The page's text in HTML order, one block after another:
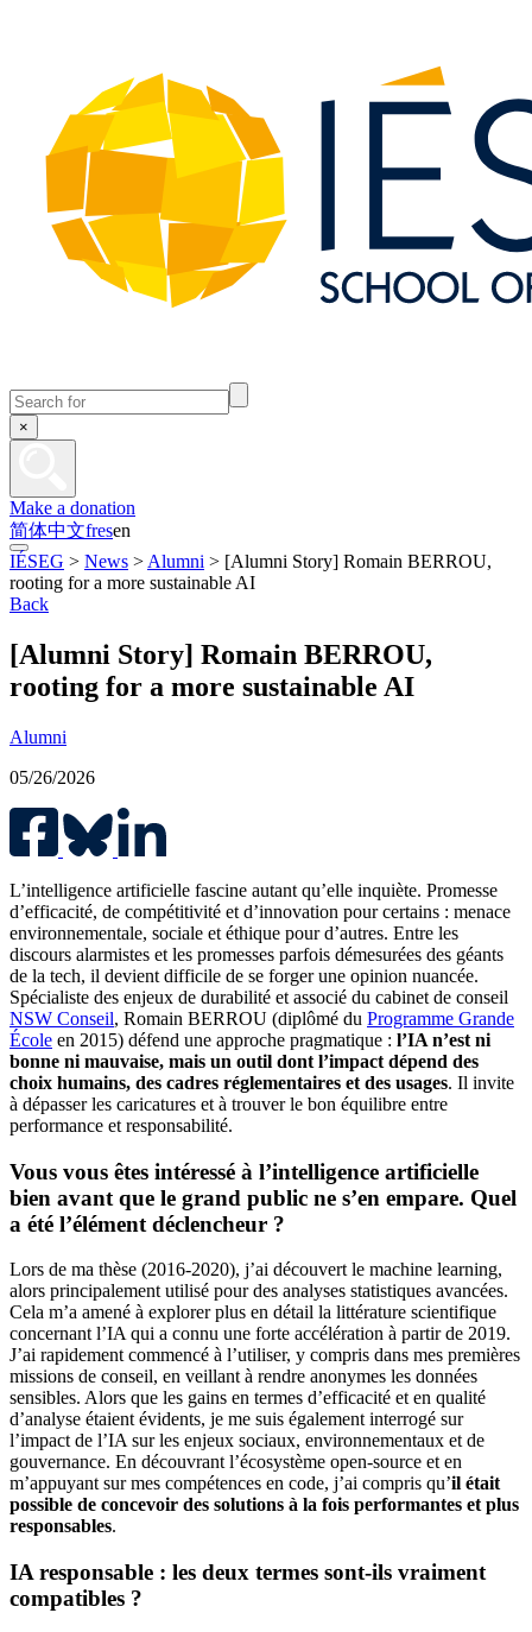
×
Make a donation
简体中文fresen
IÉSEG > News > Alumni > [Alumni Story] Romain BERROU,
rooting for a more sustainable AI
Back
[Alumni Story] Romain BERROU,
rooting for a more sustainable AI
Alumni
05/26/2026
L’intelligence artificielle fascine autant qu’elle inquiète. Promesse
d’efficacité, de compétitivité et d’innovation pour certains : menace
environnementale, sociale et éthique pour d’autres. Entre les
discours alarmistes et les promesses parfois démesurées des géants
de la tech, il devient difficile de se forger une opinion nuancée.
Spécialiste des enjeux de durabilité et associé du cabinet de conseil
NSW Conseil, Romain BERROU (diplômé du Programme Grande
École en 2015) défend une approche pragmatique : l’IA n’est ni
bonne ni mauvaise, mais un outil dont l’impact dépend des
choix humains, des cadres réglementaires et des usages. Il invite
à dépasser les caricatures et à trouver le bon équilibre entre
performance et responsabilité.
Vous vous êtes intéressé à l’intelligence artificielle
bien avant que le grand public ne s’en empare. Quel
a été l’élément déclencheur ?
Lors de ma thèse (2016-2020), j’ai découvert le machine learning,
alors principalement utilisé pour des analyses statistiques avancées.
Cela m’a amené à explorer plus en détail la littérature scientifique
concernant l’IA qui a connu une forte accélération à partir de 2019.
J’ai rapidement commencé à l’utiliser, y compris dans mes premières
missions de conseil, en veillant à rendre anonymes les données
sensibles. Alors que les gains en termes d’efficacité et en qualité
d’analyse étaient évidents, je me suis également interrogé sur
l’impact de l’IA sur les enjeux sociaux, environnementaux et de
gouvernance. En découvrant l’écosystème open-source et en
m’appuyant sur mes compétences en code, j’ai compris qu’il était
possible de concevoir des solutions à la fois performantes et plus
responsables.
IA responsable : les deux termes sont-ils vraiment
compatibles ?